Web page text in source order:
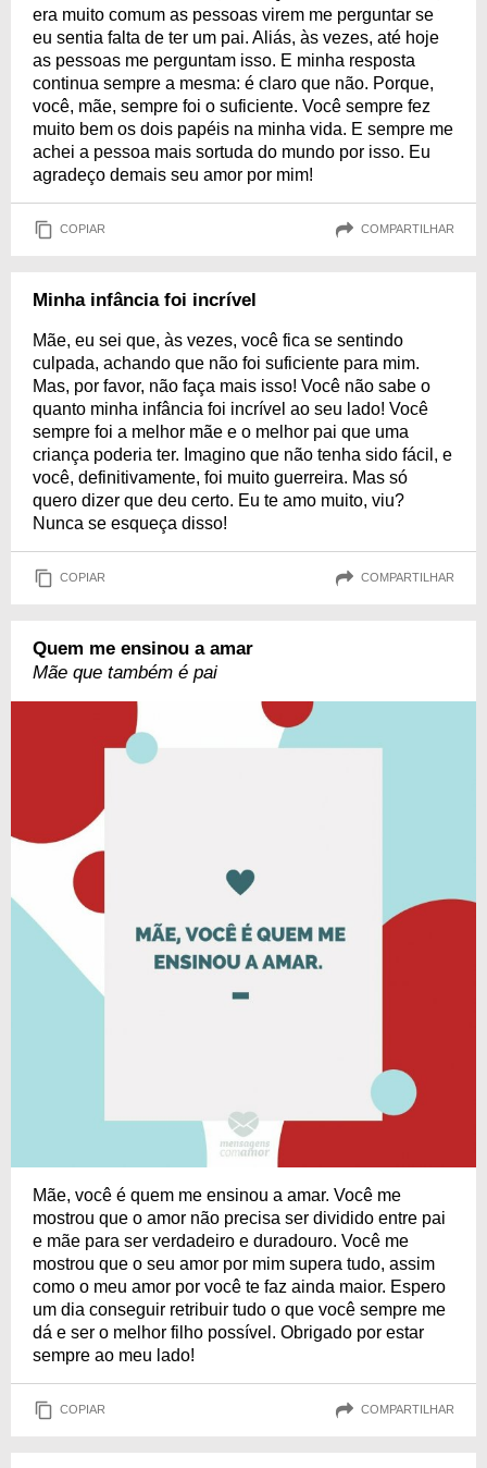
era muito comum as pessoas virem me perguntar se
eu sentia falta de ter um pai. Aliás, às vezes, até hoje
as pessoas me perguntam isso. E minha resposta
continua sempre a mesma: é claro que não. Porque,
você, mãe, sempre foi o suficiente. Você sempre fez
muito bem os dois papéis na minha vida. E sempre me
achei a pessoa mais sortuda do mundo por isso. Eu
agradeço demais seu amor por mim!
COPIAR COMPARTILHAR
Minha infância foi incrível
Mãe, eu sei que, às vezes, você fica se sentindo
culpada, achando que não foi suficiente para mim.
Mas, por favor, não faça mais isso! Você não sabe o
quanto minha infância foi incrível ao seu lado! Você
sempre foi a melhor mãe e o melhor pai que uma
criança poderia ter. Imagino que não tenha sido fácil, e
você, definitivamente, foi muito guerreira. Mas só
quero dizer que deu certo. Eu te amo muito, viu?
Nunca se esqueça disso!
COPIAR COMPARTILHAR
Quem me ensinou a amar
Mãe que também é pai
Mãe, você é quem me ensinou a amar. Você me
mostrou que o amor não precisa ser dividido entre pai
e mãe para ser verdadeiro e duradouro. Você me
mostrou que o seu amor por mim supera tudo, assim
como o meu amor por você te faz ainda maior. Espero
um dia conseguir retribuir tudo o que você sempre me
dá e ser o melhor filho possível. Obrigado por estar
sempre ao meu lado!
COPIAR COMPARTILHAR